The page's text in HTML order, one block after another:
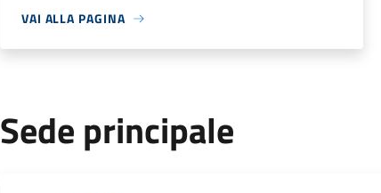
VAI ALLA PAGINA
Sede principale